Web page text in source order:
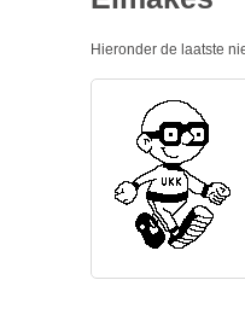
Hieronder de laatste